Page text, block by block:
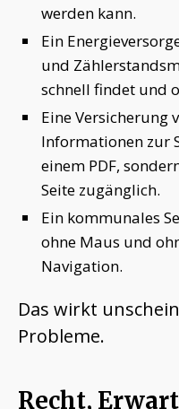
werden kann.
Ein
und
schnell findet und
Eine Versicherung
Informationen zur
einem PDF,
Seite zugänglich.
Ein kommunales
ohne Maus und
Navigation.
Das wirkt
Probleme.
Recht,